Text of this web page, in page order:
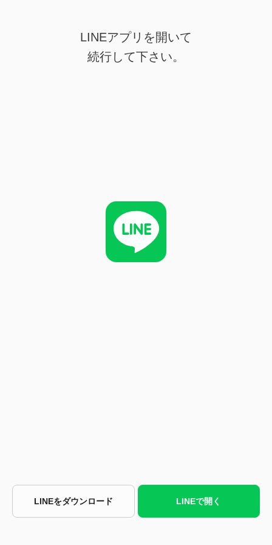
LINEアプリを開いて
続行して下さい。
LINEをダウンロード LINEで開く